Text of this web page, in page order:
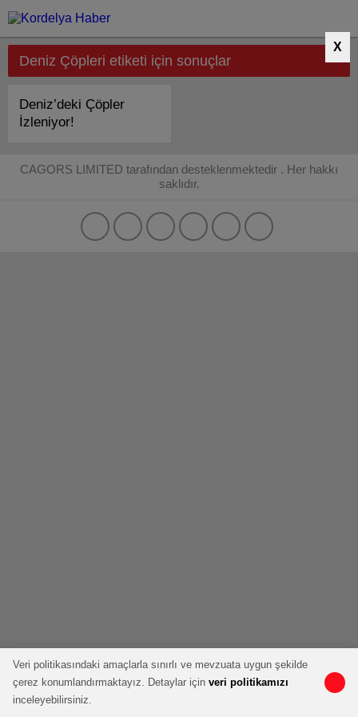
X
Deniz Çöpleri etiketi için sonuçlar
Deniz’deki Çöpler
İzleniyor!
CAGORS LIMITED tarafından desteklenmektedir . Her hakkı
saklıdır.
Veri politikasındaki amaçlarla sınırlı ve mevzuata uygun şekilde
çerez konumlandırmaktayız. Detaylar için veri politikamızı
inceleyebilirsiniz.